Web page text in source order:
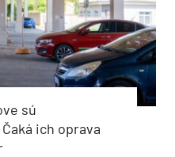
sú
ich oprava